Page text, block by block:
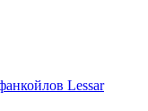
Lessar